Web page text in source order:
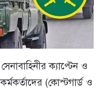
ক্যাপ্টেন ও
(কোস্টগার্ড ও